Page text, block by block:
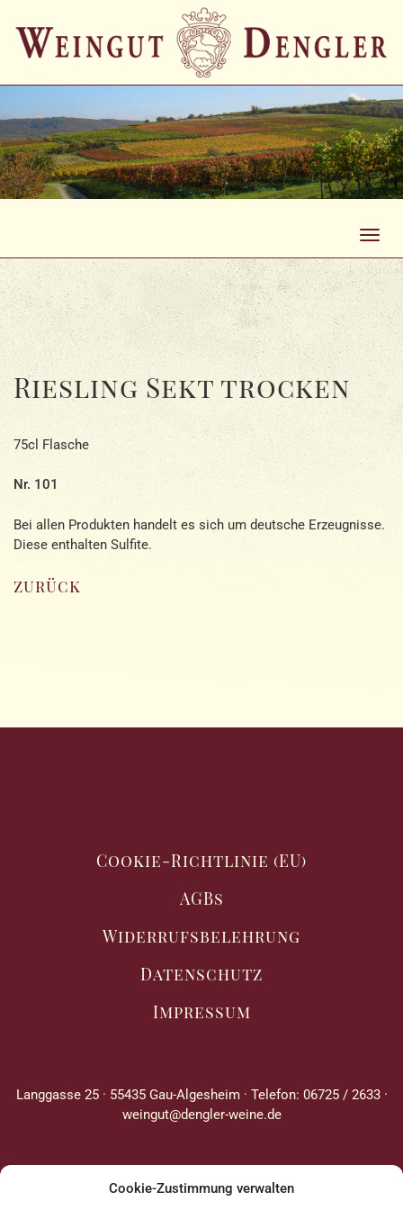
Cookie-Zustimmung verwalten
Riesling Sekt trocken
75cl Flasche
Nr. 101
Bei allen Produkten handelt es sich um deutsche Erzeugnisse.
Diese enthalten Sulfite.
zurück
Cookie-Richtlinie (EU)
AGBs
Widerrufsbelehrung
Datenschutz
Impressum
Langgasse 25 · 55435 Gau-Algesheim · Telefon: 06725 / 2633 ·
weingut@dengler-weine.de